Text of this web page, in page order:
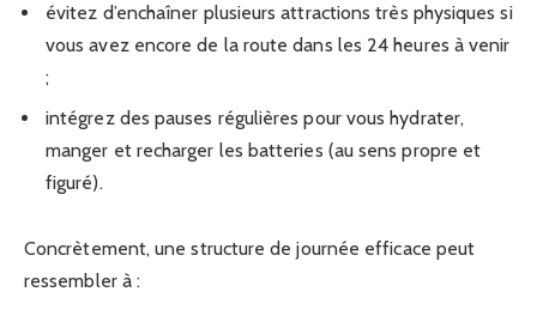
évitez d’enchaîner plusieurs attractions très physiques si
vous avez encore de la route dans les 24 heures à venir
;
intégrez des pauses régulières pour vous hydrater,
manger et recharger les batteries (au sens propre et
figuré).
Concrètement, une structure de journée efficace peut
ressembler à :